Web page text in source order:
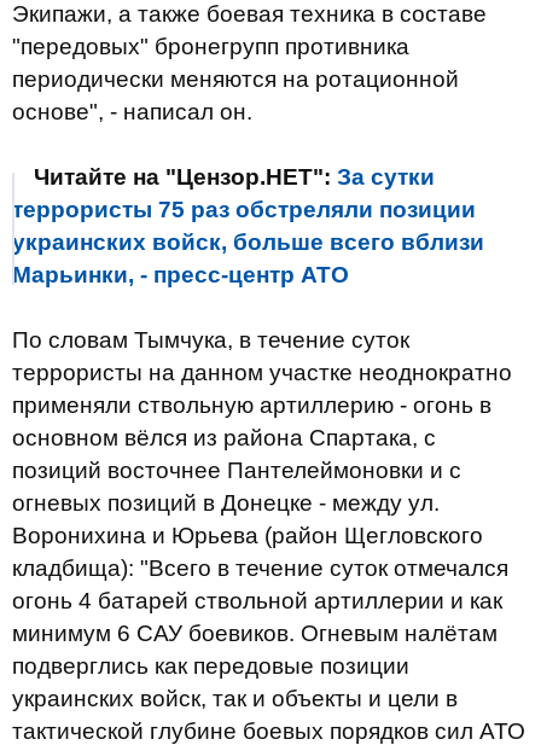
Экипажи, а также боевая техника в составе
"передовых" бронегрупп противника
периодически меняются на ротационной
основе", - написал он.
Читайте на "Цензор.НЕТ": За сутки
террористы 75 раз обстреляли позиции
украинских войск, больше всего вблизи
Марьинки, - пресс-центр АТО
По словам Тымчука, в течение суток
террористы на данном участке неоднократно
применяли ствольную артиллерию - огонь в
основном вёлся из района Спартака, с
позиций восточнее Пантелеймоновки и с
огневых позиций в Донецке - между ул.
Воронихина и Юрьева (район Щегловского
кладбища): "Всего в течение суток отмечался
огонь 4 батарей ствольной артиллерии и как
минимум 6 САУ боевиков. Огневым налётам
подверглись как передовые позиции
украинских войск, так и объекты и цели в
тактической глубине боевых порядков сил АТО